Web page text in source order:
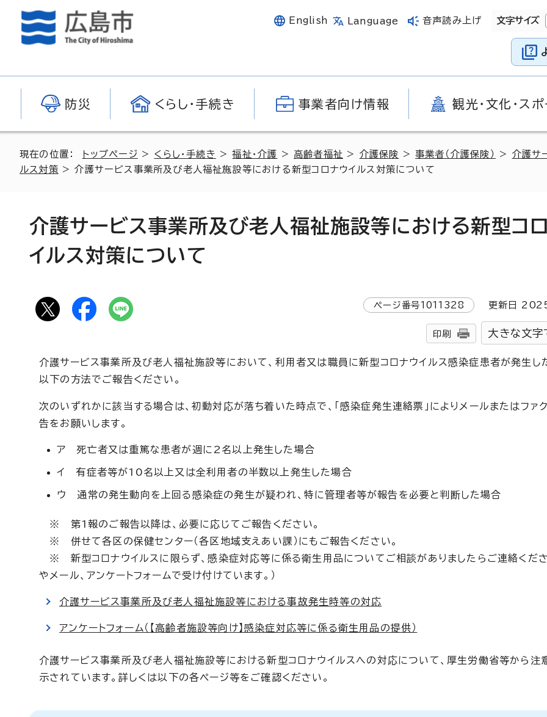
English Language 音声読み上げ 文字サイズ
防災 くらし・手続き 事業者向け情報 観光・文化・ス
現在の位置： トップページ > くらし・手続き >福祉・介護 > 高齢者福祉 > 介護保険 >事業者（介護保険） > 介護サ
ルス対策 > 介護サービス事業所及び老人福祉施設等における新型コロナウイルス対策について
介護サービス事業所及び老人福祉施設等における新型コ
イルス対策について
ページ番号1011328 更新日
印刷 大きな文字
介護サービス事業所及び老人福祉施設等において、利用者又は職員に新型コロナウイルス感染症患者が発生し
以下の方法でご報告ください。
次のいずれかに該当する場合は、初動対応が落ち着いた時点で、「感染症発生連絡票」によりメールまたはファ
告をお願いします。
ア 死亡者又は重篤な患者が週に2名以上発生した場合
イ 有症者等が10名以上又は全利用者の半数以上発生した場合
ウ 通常の発生動向を上回る感染症の発生が疑われ、特に管理者等が報告を必要と判断した場合
※ 第1報のご報告以降は、必要に応じてご報告ください。
※ 併せて各区の保健センター（各区地域支えあい課）にもご報告ください。
※ 新型コロナウイルスに限らず、感染症対応等に係る衛生用品についてご相談がありましたらご連絡くださ
やメール、アンケートフォームで受け付けています。）
介護サービス事業所及び老人福祉施設等における事故発生時等の対応
アンケートフォーム（【高齢者施設等向け】感染症対応等に係る衛生用品の提供）
介護サービス事業所及び老人福祉施設等における新型コロナウイルスへの対応について、厚生労働省等から注
示されています。詳しくは以下の各ページ等をご確認ください。